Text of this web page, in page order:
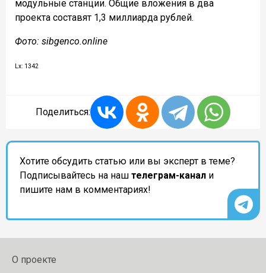
модульные станции. Общие вложения в два
проекта составят 1,3 миллиарда рублей.
Фото: sibgenco.online
Lx: 1342
Поделиться:
Хотите обсудить статью или вы эксперт в теме?
Подписывайтесь на наш телеграм-канал и
пишите нам в комментариях!
О проекте